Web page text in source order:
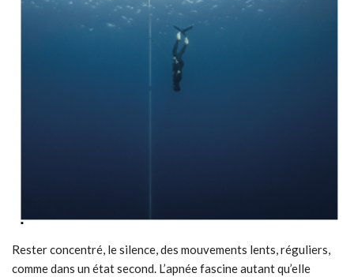
Rester concentré, le silence, des mouvements lents, réguliers,
comme dans un état second. L’apnée fascine autant qu’elle